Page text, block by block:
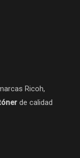
Ricoh,
de calidad